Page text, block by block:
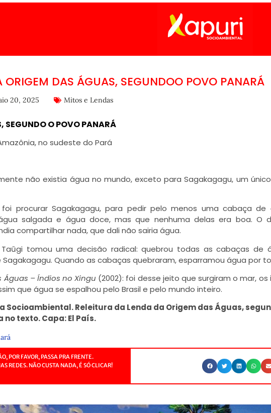
ORIGEM DAS ÁGUAS, SEGUNDOO POVO PANARÁ
20, 2025 Mitos e Lendas
SEGUNDO O POVO PANARÁ
no sudeste do Pará
não existia água no mundo, exceto para Sagakagagu, um
procurar Sagakagagu, para pedir pelo menos uma cabaça de
salgada e água doce, mas que nenhuma delas era boa. O
compartilhar nada, que dali não sairia água.
tomou uma decisão radical: quebrou todas as cabaças de
Quando as cabaças quebraram, esparramou água por
Águas – Índios no Xingu (2002): foi desse jeito que surgiram o mar, os
que água se espalhou pelo Brasil e pelo mundo inteiro.
Socioambiental. Releitura da Lenda da Origem das Águas,
texto. Capa: El País.
POR FAVOR, PASSA PRA FRENTE.
REDES. NÃO CUSTA NADA, É SÓ CLICAR!